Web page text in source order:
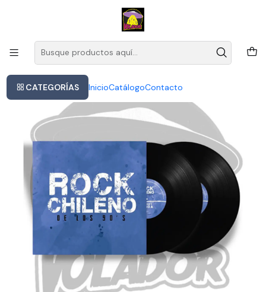
CATEGORÍAS InicioCatálogoContacto
Este es el texto del slide